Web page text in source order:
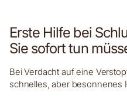
Erste Hilfe bei
Sie sofort tun
Bei Verdacht auf eine
schnelles, aber besonnenes